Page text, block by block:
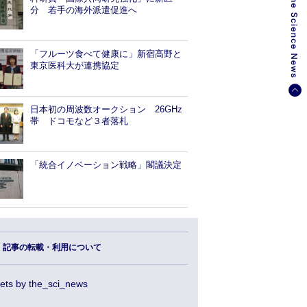
分 若手の海外派遣促進へ
「フルーツ食べて健康に」新宿高野と
東京医科大が連携協定
日本初の周波数オークション 26GHz
帯 ドコモなど３者落札
「統合イノベーション戦略」閣議決定
記事の転載・利用について
by the_sci_news